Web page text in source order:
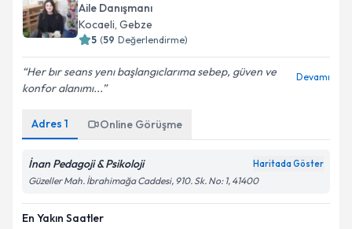
E-posta Adresiniz
Kişisel verilerimin işlenmesine ilişkin
kapsamda işlenmesini kabul ediyorum.
Takvim Talebini Gönder
Aile Danışmanı
Kocaeli, Gebze
5 (59 Değerlendirme)
Her bır seans yenı başlangıclarıma sebep, güven ve
konfor alanımı...
Devamı
Adres 1 Online Görüşme
İnan Pedagoji & Psikoloji Haritada Göster
Güzeller Mah. İbrahimağa Caddesi, 910. Sk. No: 1, 41400
En Yakın Saatler